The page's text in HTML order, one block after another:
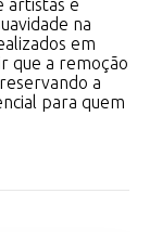
artistas e
na
em
que a remoção
a
para quem